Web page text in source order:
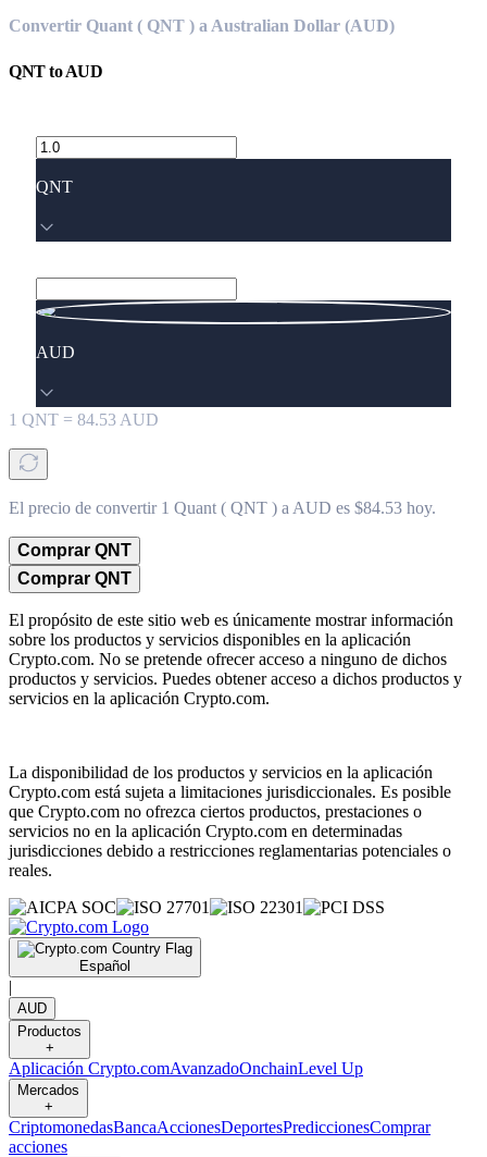
Convertir Quant ( QNT ) a Australian Dollar (AUD)
QNTtoAUD
QNT
AUD
1 QNT = 84.53 AUD
El precio de convertir 1 Quant ( QNT ) a AUD es $84.53 hoy.
Comprar QNT
Comprar QNT
El propósito de este sitio web es únicamente mostrar información
sobre los productos y servicios disponibles en la aplicación
Crypto.com. No se pretende ofrecer acceso a ninguno de dichos
productos y servicios. Puedes obtener acceso a dichos productos y
servicios en la aplicación Crypto.com.
La disponibilidad de los productos y servicios en la aplicación
Crypto.com está sujeta a limitaciones jurisdiccionales. Es posible
que Crypto.com no ofrezca ciertos productos, prestaciones o
servicios no en la aplicación Crypto.com en determinadas
jurisdicciones debido a restricciones reglamentarias potenciales o
reales.
Español
|
AUD
Productos
+
Aplicación Crypto.comAvanzadoOnchainLevel Up
Mercados
+
CriptomonedasBancaAccionesDeportesPrediccionesComprar
acciones